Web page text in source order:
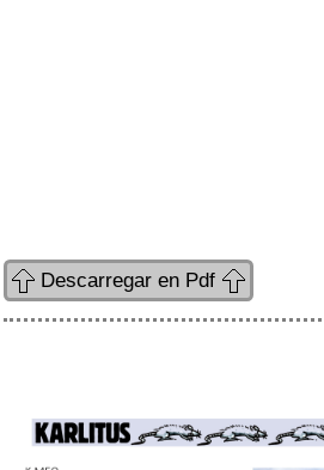
Descarregar en Pdf